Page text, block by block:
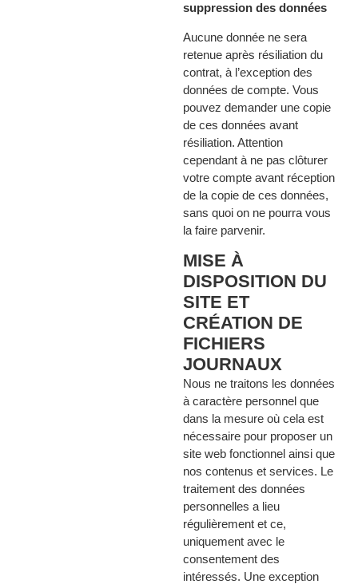
suppression des données
Aucune donnée ne sera
retenue après résiliation du
contrat, à l’exception des
données de compte. Vous
pouvez demander une copie
de ces données avant
résiliation. Attention
cependant à ne pas clôturer
votre compte avant réception
de la copie de ces données,
sans quoi on ne pourra vous
la faire parvenir.
MISE À
DISPOSITION DU
SITE ET
CRÉATION DE
FICHIERS
JOURNAUX
Nous ne traitons les données
à caractère personnel que
dans la mesure où cela est
nécessaire pour proposer un
site web fonctionnel ainsi que
nos contenus et services. Le
traitement des données
personnelles a lieu
régulièrement et ce,
uniquement avec le
consentement des
intéressés. Une exception